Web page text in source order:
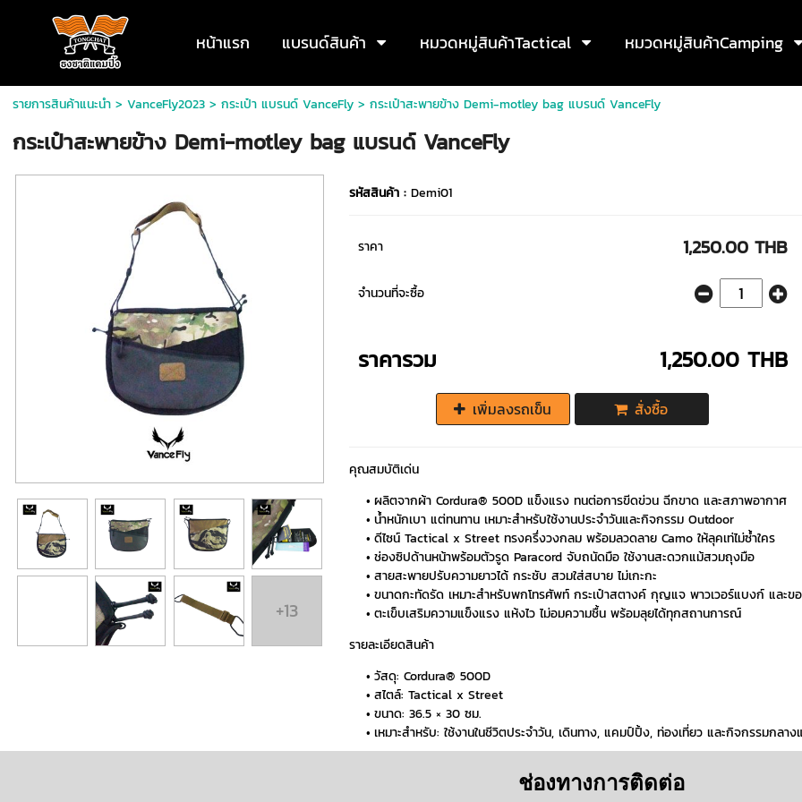
หน้าแรก แบรนด์สินค้า หมวดหมู่สินค้าTactical หมวดหมู่สินค้าCamping
รายการสินค้าแนะนำ> VanceFly2023> กระเป๋า แบรนด์ VanceFly> กระเป๋าสะพายข้าง Demi-motley bag แบรนด์ VanceFly
กระเป๋าสะพายข้าง Demi-motley bag แบรนด์ VanceFly
+13
รหัสสินค้า : Demi01
ราคา 1,250.00 THB
จำนวนที่จะซื้อ
ราคารวม 1,250.00 THB
เพิ่มลงรถเข็น สั่งซื้อ
คุณสมบัติเด่น
ผลิตจากผ้า Cordura® 500D แข็งแรง ทนต่อการขีดข่วน ฉีกขาด และสภาพอากาศ
น้ำหนักเบา แต่ทนทาน เหมาะสำหรับใช้งานประจำวันและกิจกรรม Outdoor
ดีไซน์ Tactical x Street ทรงครึ่งวงกลม พร้อมลวดลาย Camo ให้ลุคเท่ไม่ซ้ำใคร
ช่องซิปด้านหน้าพร้อมตัวรูด Paracord จับถนัดมือ ใช้งานสะดวกแม้สวมถุงมือ
สายสะพายปรับความยาวได้ กระชับ สวมใส่สบาย ไม่เกะกะ
ขนาดกะทัดรัด เหมาะสำหรับพกโทรศัพท์ กระเป๋าสตางค์ กุญแจ พาวเวอร์แบงก์ และขอ
ตะเข็บเสริมความแข็งแรง แห้งไว ไม่อมความชื้น พร้อมลุยได้ทุกสถานการณ์
รายละเอียดสินค้า
วัสดุ: Cordura® 500D
สไตล์: Tactical x Street
ขนาด: 36.5 × 30 ซม.
เหมาะสำหรับ: ใช้งานในชีวิตประจำวัน, เดินทาง, แคมป์ปิ้ง, ท่องเที่ยว และกิจกรรมกลาง
ช่องทางการติดต่อ